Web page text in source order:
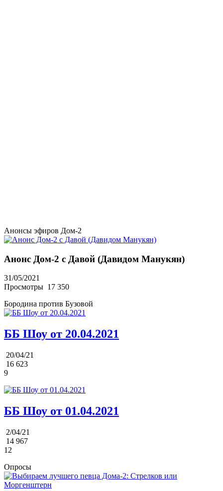
Анонсы эфиров Дом-2
Анонс Дом-2 с Давой (Давидом Манукян)
31/05/2021
Просмотры 17 350
Бородина против Бузовой
ББ Шоу от 20.04.2021
20/04/21
16 623
9
ББ Шоу от 01.04.2021
2/04/21
14 967
12
Опросы